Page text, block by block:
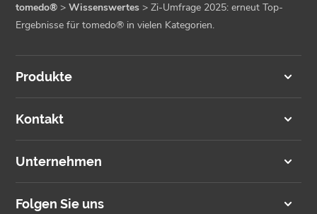
tomedo® >Wissenswertes >Zi-Umfrage 2025: erneut Top-
Ergebnisse für tomedo® in vielen Kategorien.
Produkte
Kontakt
Unternehmen
Folgen Sie uns